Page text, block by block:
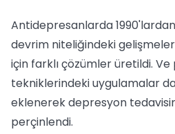
Antidepresanlarda
devrim niteliğindeki
için farklı çözümler üretildi.
tekniklerindeki uygulamalar
eklenerek depresyon
perçinlendi.